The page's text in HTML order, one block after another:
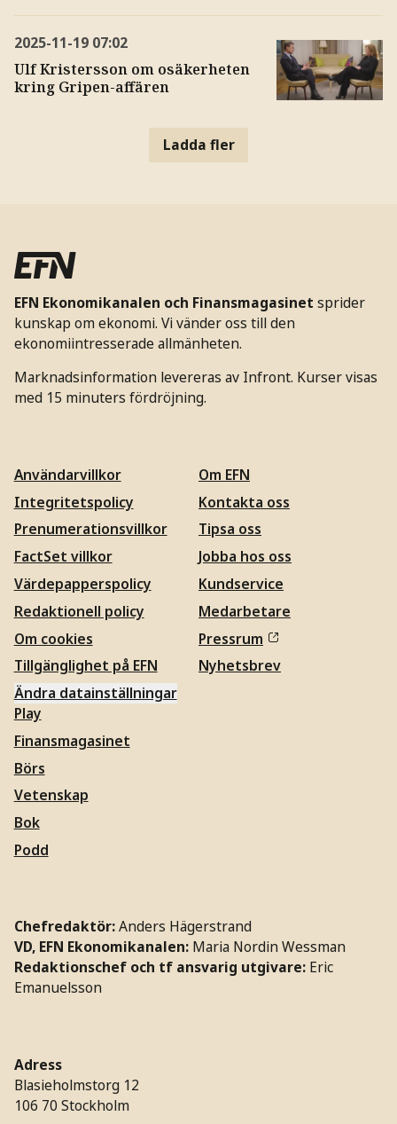
2025-11-19 07:02
Ulf Kristersson om osäkerheten
kring Gripen-affären
Ladda fler
EFN Ekonomikanalen och Finansmagasinet sprider
kunskap om ekonomi. Vi vänder oss till den
ekonomiintresserade allmänheten.
Marknadsinformation levereras av Infront. Kurser visas
med 15 minuters fördröjning.
Användarvillkor
Integritetspolicy
Prenumerationsvillkor
FactSet villkor
Värdepapperspolicy
Redaktionell policy
Om cookies
Tillgänglighet på EFN
Ändra datainställningar
Om EFN
Kontakta oss
Tipsa oss
Jobba hos oss
Kundservice
Medarbetare
Pressrum
Nyhetsbrev
Play
Finansmagasinet
Börs
Vetenskap
Bok
Podd
Chefredaktör:Anders Hägerstrand
VD, EFN Ekonomikanalen: Maria Nordin Wessman
Redaktionschef och tf ansvarig utgivare: Eric
Emanuelsson
Adress
Blasieholmstorg 12
106 70 Stockholm